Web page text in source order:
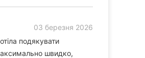
03 березня 2026
подякувати
швидко,